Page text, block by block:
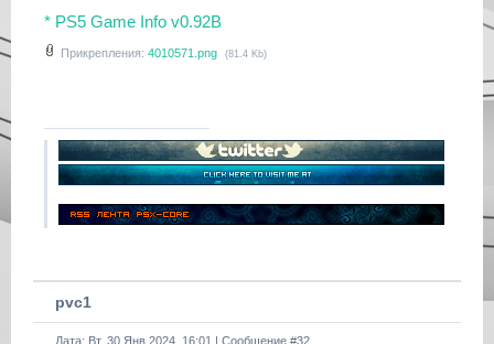
* PS5 Game Info v0.92B
Прикрепления: 4010571.png (81.4 Kb)
pvc1
Дата: Вт, 30 Янв 2024, 16:01 | Сообщение #32